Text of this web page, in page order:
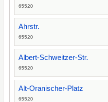
65520
Ahrstr.
65520
Albert-Schweitzer-Str.
65520
Alt-Oranischer-Platz
65520